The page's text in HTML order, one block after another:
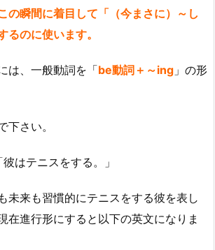
の瞬間に着目して「（今まさに）～し
るのに使います。
は、一般動詞を「be動詞＋～ing 」の形
下さい。
はテニスをする。」
未来も習慣的にテニスをする彼を表し
在進行形にすると以下の英文になりま